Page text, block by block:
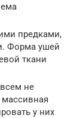
предками,
Форма ушей
ткани
не
массивная
у них